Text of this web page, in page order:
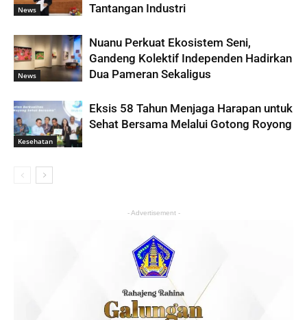
News
Tantangan Industri
News
Nuanu Perkuat Ekosistem Seni,
Gandeng Kolektif Independen Hadirkan
Dua Pameran Sekaligus
Kesehatan
Eksis 58 Tahun Menjaga Harapan untuk
Sehat Bersama Melalui Gotong Royong
- Advertisement -